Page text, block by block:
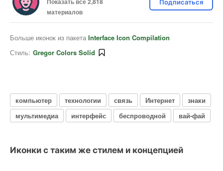
материалов
Подписаться
Больше иконок из пакета Interface Icon Compilation
Стиль: Gregor Colors Solid
компьютер технологии связь Интернет
знаки
мультимедиа
интерфейс беспроводной вай-фай
Иконки с таким же стилем и концепцией